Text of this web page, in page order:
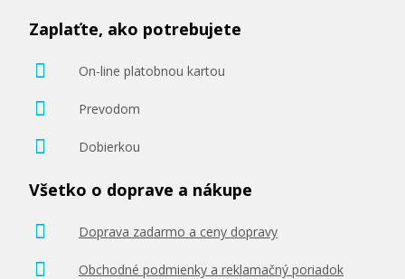
Zaplaťte, ako potrebujete
On-line platobnou kartou
Prevodom
Dobierkou
Všetko o doprave a nákupe
Doprava zadarmo a ceny dopravy
Obchodné podmienky a reklamačný poriadok